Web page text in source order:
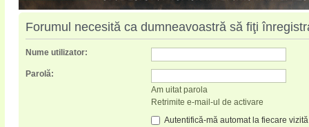
Forumul necesită ca dumneavoastră să fiţi
Nume utilizator:
Parolă:
Am uitat parola
Retrimite e-mail-ul de activare
Autentifică-mă automat la fiecare vizită